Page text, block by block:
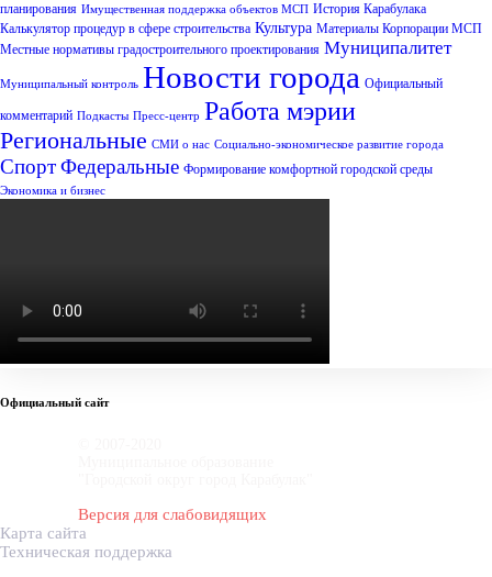
планирования Имущественная поддержка объектов МСП История Карабулака
Калькулятор процедур в сфере строительства Культура Материалы Корпорации МСП
Местные нормативы градостроительного проектирования Муниципалитет
Муниципальный контроль Новости города Официальный
комментарий Подкасты Пресс-центр Работа мэрии
Региональные СМИ о нас Социально-экономическое развитие города
СпортФедеральные Формирование комфортной городской среды
Экономика и бизнес
Официальный сайт
Версия для слабовидящих
Карта сайта
Техническая поддержка